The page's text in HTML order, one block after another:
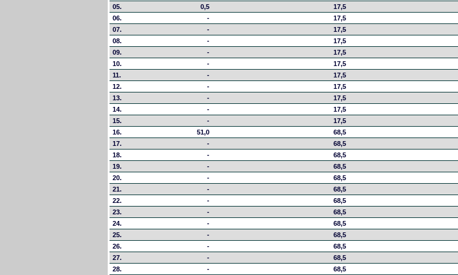
05.
0,5
17,5
06.
-
17,5
07.
-
17,5
08.
-
17,5
09.
-
17,5
10.
-
17,5
11.
-
17,5
12.
-
17,5
13.
-
17,5
14.
-
17,5
15.
-
17,5
16.
51,0
68,5
17.
-
68,5
18.
-
68,5
19.
-
68,5
20.
-
68,5
21.
-
68,5
22.
-
68,5
23.
-
68,5
24.
-
68,5
25.
-
68,5
26.
-
68,5
27.
-
68,5
28.
-
68,5